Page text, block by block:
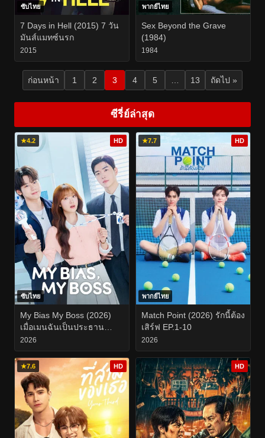
ซับไทย
7 Days in Hell (2015) 7 วัน
มันส์แมทซ์นรก
2015
พากย์ไทย
Sex Beyond the Grave
(1984)
1984
ก่อนหน้า 1 2 3 4 5 13 ถัดไป »
ซีรี่ย์ล่าสุด
★4.2 HD
ซับไทย
My Bias My Boss (2026)
เมื่อเมนฉันเป็นประธาน
บริษัท EP.1-12
2026
★7.7 HD
พากย์ไทย
Match Point (2026) รักนี้ต้อง
เสิร์ฟ EP.1-10
2026
★7.6 HD HD